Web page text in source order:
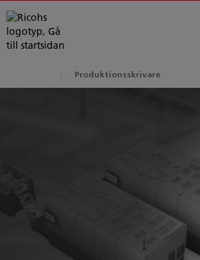
Produktionsskrivare